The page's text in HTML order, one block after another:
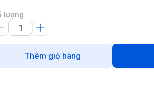
lượng
Thêm giỏ hàng